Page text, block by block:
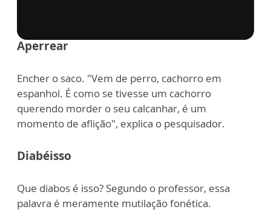
Aperrear
Encher o saco. "Vem de perro, cachorro em
espanhol. É como se tivesse um cachorro
querendo morder o seu calcanhar, é um
momento de aflição", explica o pesquisador.
Diabéisso
Que diabos é isso? Segundo o professor, essa
palavra é meramente mutilação fonética.